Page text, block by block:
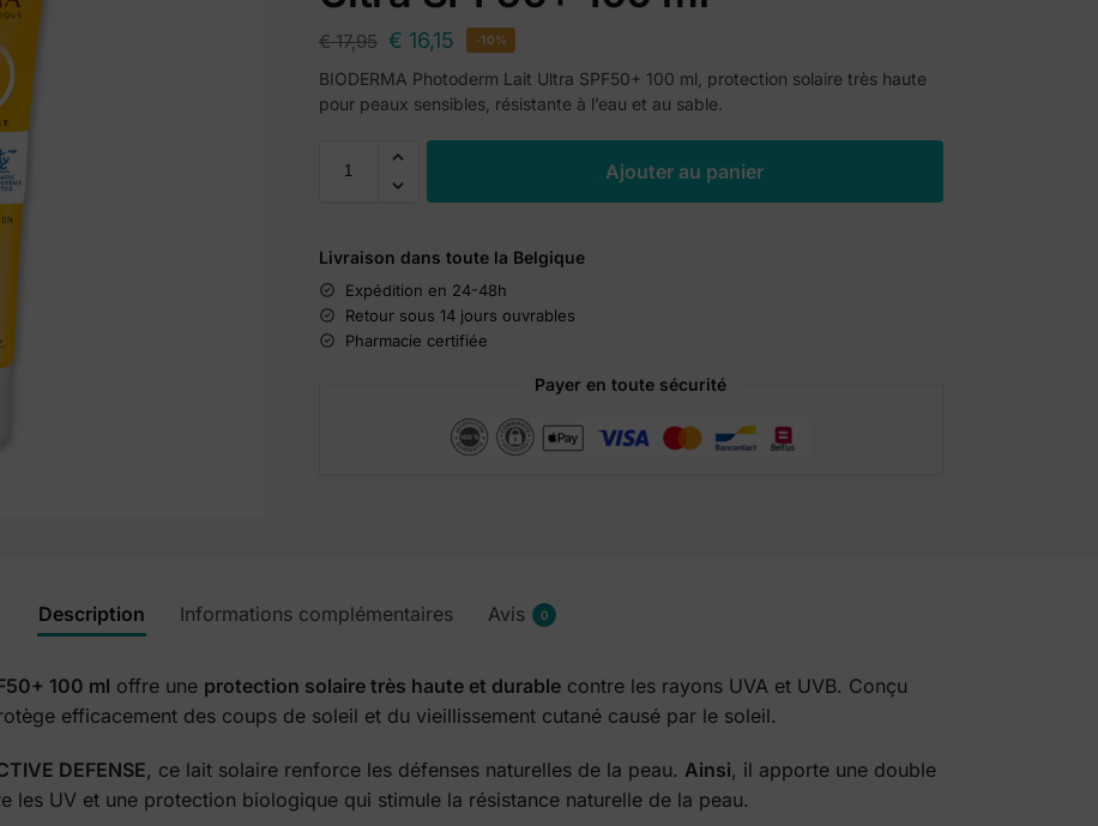
€17,95 € 16,15 -10%
BIODERMA Photoderm Lait Ultra SPF50+ 100 ml, protection solaire très haute
pour peaux sensibles, résistante à l’eau et au sable.
Ajouter au panier
Livraison dans toute la Belgique
Expédition en 24-48h
Retour sous 14 jours ouvrables
Pharmacie certifiée
Payer en toute sécurité
Description Informations complémentaires Avis 0
100 ml offre une protection solaire très haute et durablecontre les rayons UVA et UVB. Conçu
efficacement des coups de soleil et du vieillissement cutané causé par le soleil.
DEFENSE, ce lait solaire renforce les défenses naturelles de la peau. Ainsi, il apporte une double
les UV et une protection biologique qui stimule la résistance naturelle de la peau.